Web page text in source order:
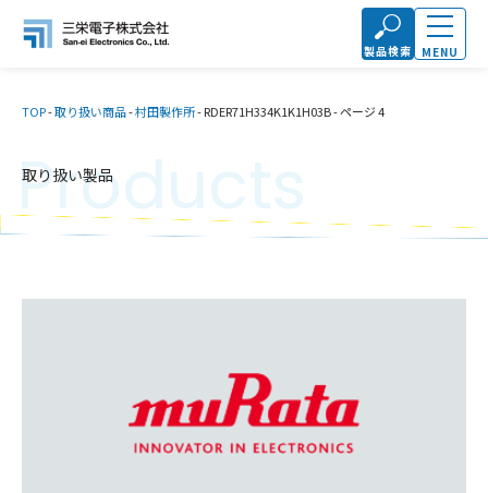
製品検索 MENU
TOP-取り扱い商品-村田製作所-RDER71H334K1K1H03B-ページ 4
取り扱い製品
Products